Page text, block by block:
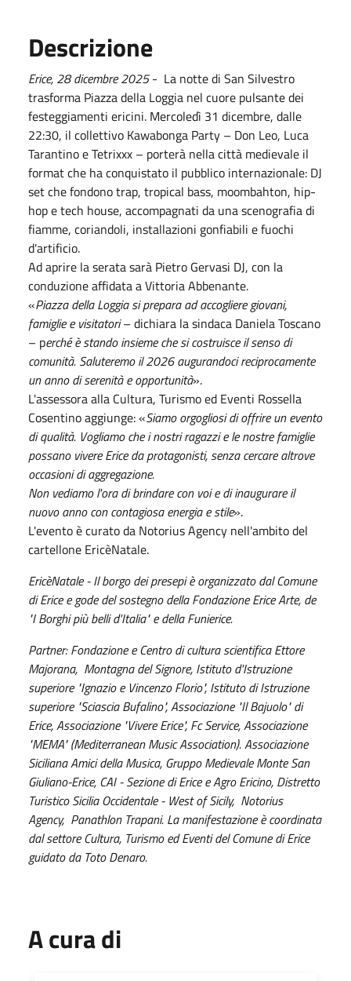
Descrizione
Erice, 28 dicembre 2025- La notte di San Silvestro
trasforma Piazza della Loggia nel cuore pulsante dei
festeggiamenti ericini. Mercoledì 31 dicembre, dalle
22:30, il collettivo Kawabonga Party – Don Leo, Luca
Tarantino e Tetrixxx – porterà nella città medievale il
format che ha conquistato il pubblico internazionale: DJ
set che fondono trap, tropical bass, moombahton, hip-
hop e tech house, accompagnati da una scenografia di
fiamme, coriandoli, installazioni gonfiabili e fuochi
d'artificio.
Ad aprire la serata sarà Pietro Gervasi DJ, con la
conduzione affidata a Vittoria Abbenante.
«Piazza della Loggia si prepara ad accogliere giovani,
famiglie e visitatori– dichiara la sindaca Daniela Toscano
– perché è stando insieme che si costruisce il senso di
comunità. Saluteremo il 2026 augurandoci reciprocamente
un anno di serenità e opportunità».
L'assessora alla Cultura, Turismo ed Eventi Rossella
Cosentino aggiunge: «Siamo orgogliosi di offrire un evento
di qualità. Vogliamo che i nostri ragazzi e le nostre famiglie
possano vivere Erice da protagonisti, senza cercare altrove
occasioni di aggregazione.
Non vediamo l'ora di brindare con voi e di inaugurare il
nuovo anno con contagiosa energia e stile».
L'evento è curato da Notorius Agency nell'ambito del
cartellone EricèNatale.
EricèNatale - Il borgo dei presepi è organizzato dal Comune
di Erice e gode del sostegno della Fondazione Erice Arte, de
"I Borghi più belli d'Italia" e della Funierice.
Partner: Fondazione e Centro di cultura scientifica Ettore
Majorana, Montagna del Signore, Istituto d'Istruzione
superiore "Ignazio e Vincenzo Florio", Istituto di Istruzione
superiore "Sciascia Bufalino", Associazione "Il Bajuolo" di
Erice, Associazione "Vivere Erice", Fc Service, Associazione
"MEMA" (Mediterranean Music Association). Associazione
Siciliana Amici della Musica, Gruppo Medievale Monte San
Giuliano-Erice, CAI - Sezione di Erice e Agro Ericino, Distretto
Turistico Sicilia Occidentale - West of Sicily, Notorius
Agency, Panathlon Trapani. La manifestazione è coordinata
dal settore Cultura, Turismo ed Eventi del Comune di Erice
guidato da Toto Denaro.
A cura di